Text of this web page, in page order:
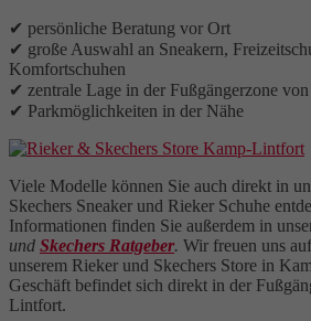
✔ persönliche Beratung vor Ort
✔ große Auswahl an Sneakern,
Komfortschuhen
✔ zentrale Lage in der Fußgängerzone
✔ Parkmöglichkeiten in der Nähe
Viele Modelle können Sie auch direkt in
Skechers Sneaker und Rieker Schuhe
Informationen finden Sie außerdem in
und Skechers Ratgeber. Wir freuen uns
unserem Rieker und Skechers Store in
Geschäft befindet sich direkt in der
Lintfort.